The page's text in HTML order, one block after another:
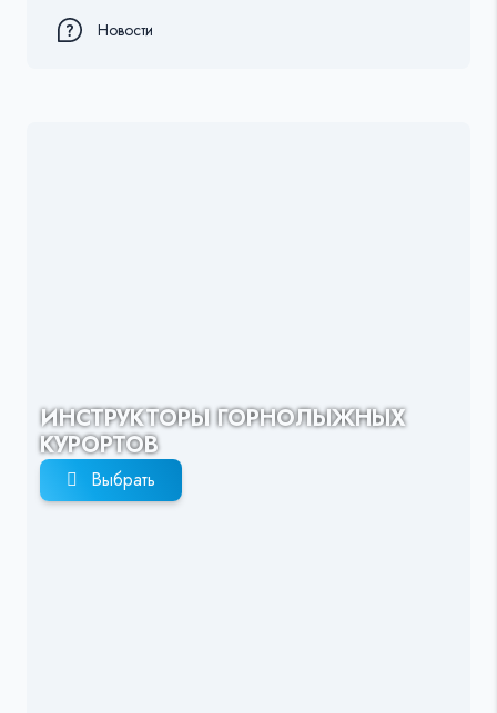
Новости
ИНСТРУКТОРЫ ГОРНОЛЫЖНЫХ
КУРОРТОВ
Выбрать